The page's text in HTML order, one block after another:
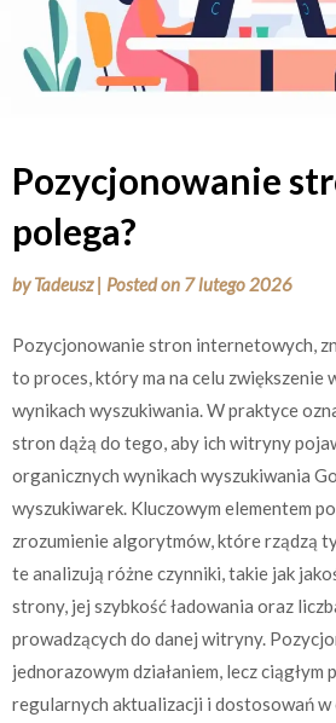
Pozycjonowanie
polega?
byTadeusz | Posted on 7 lutego 2026
Pozycjonowanie stron internetowych,
to proces, który ma na celu zwiększenie
wynikach wyszukiwania. W praktyce
stron dążą do tego, aby ich witryny
organicznych wynikach wyszukiwania
wyszukiwarek. Kluczowym elementem
zrozumienie algorytmów, które rządzą
te analizują różne czynniki, takie jak
strony, jej szybkość ładowania oraz
prowadzących do danej witryny.
jednorazowym działaniem, lecz ciągłym
regularnych aktualizacji i dostosowań w